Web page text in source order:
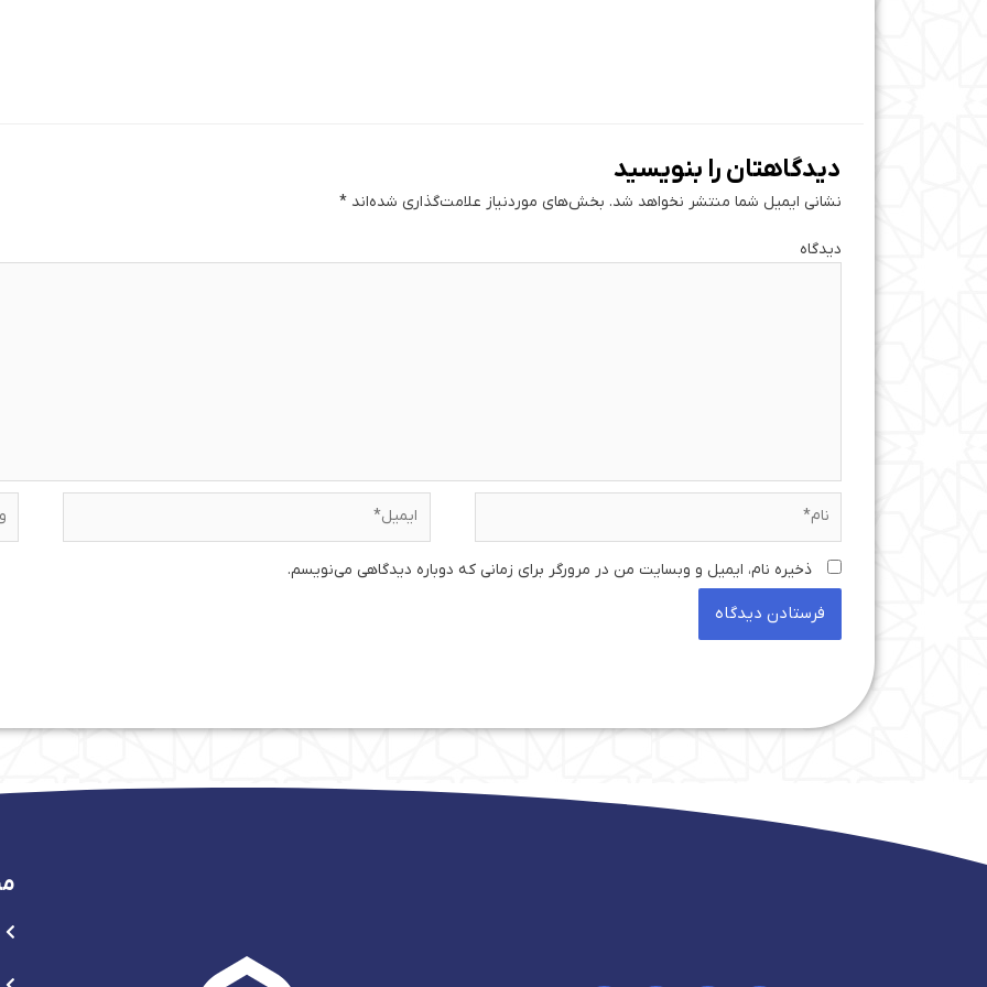
دیدگاهتان را بنویسید
نشانی ایمیل شما منتشر نخواهد شد. بخش‌های موردنیاز علامت‌گذاری شده‌اند *
ذخیره نام، ایمیل و وبسایت من در مرورگر برای زمانی که دوباره دیدگاهی می‌نویسم.